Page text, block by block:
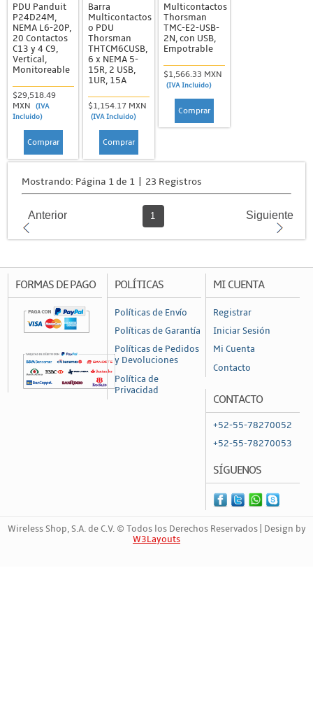
PDU Panduit
P24D24M,
NEMA L6-20P,
20 Contactos
C13 y 4 C9,
Vertical,
Monitoreable
$29,518.49
MXN
(IVA
Incluido)
Comprar
Barra
Multicontactos
o PDU
Thorsman
THTCM6CUSB,
6 x NEMA 5-
15R, 2 USB,
1UR, 15A
$1,154.17 MXN
(IVA Incluido)
Comprar
Multicontactos
Thorsman
TMC-E2-USB-
2N, con USB,
Empotrable
$1,566.33 MXN
(IVA Incluido)
Comprar
Mostrando: Página 1 de 1 | 23 Registros
Anterior 1 Siguiente
FORMAS DE PAGO POLÍTICAS
Políticas de Envío
Políticas de Garantía
Políticas de Pedidos
y Devoluciones
Política de
Privacidad
MI CUENTA
Registrar
Iniciar Sesión
Mi Cuenta
Contacto
CONTACTO
+52-55-78270052
+52-55-78270053
SÍGUENOS
Wireless Shop, S.A. de C.V. © Todos los Derechos Reservados | Design by
W3Layouts